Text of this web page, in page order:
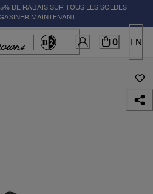
DE RABAIS SUR TOUS LES SOLDES
MAINTENANT
0 EN